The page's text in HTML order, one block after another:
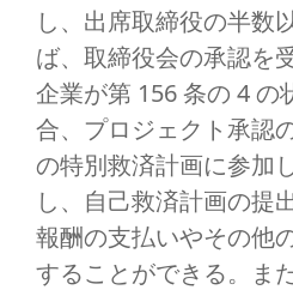
し、出席取締役の半数
ば、取締役会の承認を
企業が第 156 条の 4 の
合、プロジェクト承認
の特別救済計画に参加
し、自己救済計画の提
報酬の支払いやその他
することができる。ま